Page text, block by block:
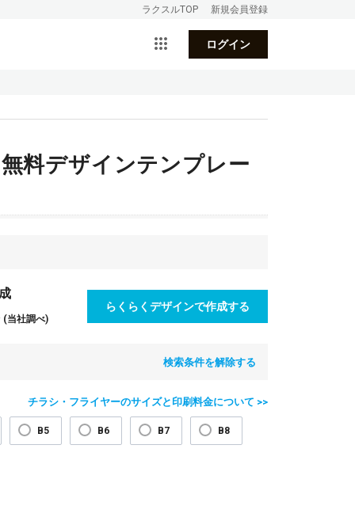
ラクスルTOP 新規会員登録
ログイン
料デザインテンプレー
(当社調べ)
らくらくデザインで作成する
検索条件を解除する
チラシ・フライヤーのサイズと印刷料金について >>
B5 B6 B7 B8